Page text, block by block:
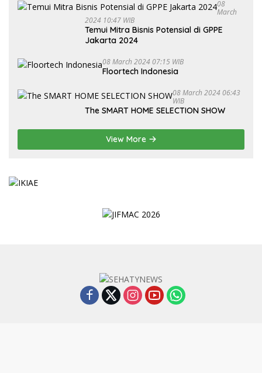
08
March
2024 10:47 WIB
Temui Mitra Bisnis Potensial di GPPE
Jakarta 2024
08 March 2024 07:15 WIB
Floortech Indonesia
08 March 2024 06:43
WIB
The SMART HOME SELECTION SHOW
View More